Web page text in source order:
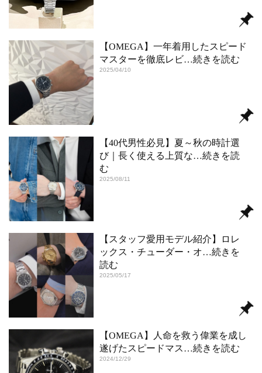
【OMEGA】一年着用したスピード
マスターを徹底レビ…続きを読む
2025/04/10
【40代男性必見】夏～秋の時計選
び｜長く使える上質な…続きを読
む
2025/08/11
【スタッフ愛用モデル紹介】ロレ
ックス・チューダー・オ…続きを
読む
2025/05/17
【OMEGA】人命を救う偉業を成し
遂げたスピードマス …続きを読む
2024/12/29